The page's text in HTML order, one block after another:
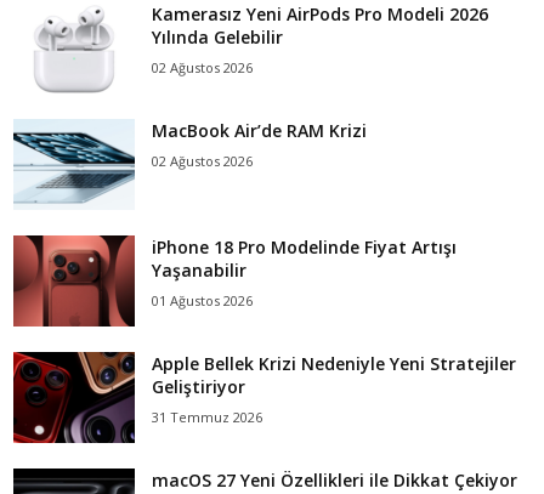
Kamerasız Yeni AirPods Pro Modeli 2026
Yılında Gelebilir
02 Ağustos 2026
MacBook Air’de RAM Krizi
02 Ağustos 2026
iPhone 18 Pro Modelinde Fiyat Artışı
Yaşanabilir
01 Ağustos 2026
Apple Bellek Krizi Nedeniyle Yeni Stratejiler
Geliştiriyor
31 Temmuz 2026
macOS 27 Yeni Özellikleri ile Dikkat Çekiyor